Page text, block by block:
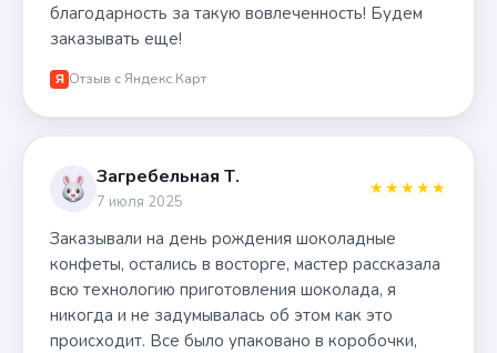
благодарность за такую вовлеченность! Будем
заказывать еще!
Я Отзыв с Яндекс.Карт
Загребельная Т.
7 июля 2025
★★★★★
Заказывали на день рождения шоколадные
конфеты, остались в восторге, мастер рассказала
всю технологию приготовления шоколада, я
никогда и не задумывалась об этом как это
происходит. Все было упаковано в коробочки,